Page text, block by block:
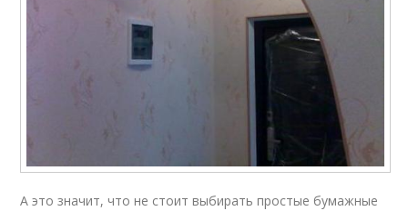
А это значит, что не стоит выбирать простые бумажные